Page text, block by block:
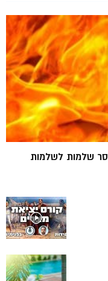
שלמות לשלמות